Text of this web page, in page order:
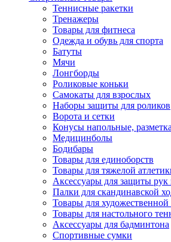
Теннисные ракетки
Тренажеры
Товары для фитнеса
Одежда и обувь для спорта
Батуты
Мячи
Лонгборды
Роликовые коньки
Самокаты для взрослых
Наборы защиты для роликов
Ворота и сетки
Конусы напольные, разметка
Медицинболы
Бодибары
Товары для единоборств
Товары для тяжелой
Аксессуары для защиты рук
Палки для скандинавской
Товары для
Товары для настольного
Аксессуары для бадминтона
Спортивные сумки